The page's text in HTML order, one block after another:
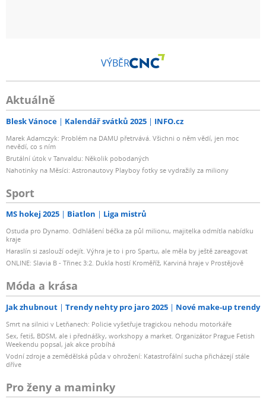
VÝBĚR
Aktuálně
Blesk Vánoce Kalendář svátků 2025 INFO.cz
Marek Adamczyk: Problém na DAMU přetrvává. Všichni o něm vědí, jen moc
nevědí, co s ním
Brutální útok v Tanvaldu: Několik pobodaných
Nahotinky na Měsíci: Astronautovy Playboy fotky se vydražily za miliony
Sport
MS hokej 2025 Biatlon Liga mistrů
Ostuda pro Dynamo. Odhlášení béčka za půl milionu, majitelka odmítla nabídku
kraje
Haraslín si zaslouží odejít. Výhra je to i pro Spartu, ale měla by ještě zareagovat
ONLINE: Slavia B - Třinec 3:2. Dukla hostí Kroměříž, Karviná hraje v Prostějově
Móda a krása
Jak zhubnout Trendy nehty pro jaro 2025 Nové make-up trendy
Smrt na silnici v Letňanech: Policie vyšetřuje tragickou nehodu motorkáře
Sex, fetiš, BDSM, ale i přednášky, workshopy a market. Organizátor Prague Fetish
Weekendu popsal, jak akce probíhá
Vodní zdroje a zemědělská půda v ohrožení: Katastrofální sucha přicházejí stále
dříve
Pro ženy a maminky